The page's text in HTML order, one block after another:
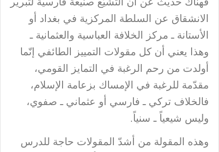
الانشقاق عن السلطة المركزية في بغداد أو
الأستانة ـ مركز الخلافة العباسية والعثمانية ـ
وهذا يعني أن كل مقولات التمييز الطائفي إنّما
أولدت من رحم الرغبة في التمايز القومي،
مقدّمة للرغبة في الإمساك بزعامة الإسلام،
فالخلاف تركي ـ فارسي أو عثماني ـ صفوي،
وليس شيعياً ـ سنياً.
وهذه المقولة من أشدّ المقولات حاجة للدرس